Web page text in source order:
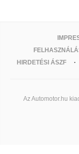
HIRDETÉSI ÁSZF
Az Automotor.hu